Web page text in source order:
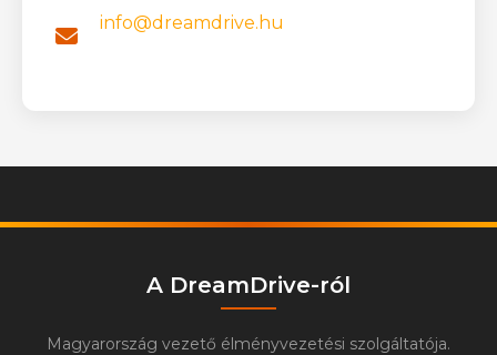
info@dreamdrive.hu
A DreamDrive-ról
Magyarország vezető élményvezetési szolgáltatója.